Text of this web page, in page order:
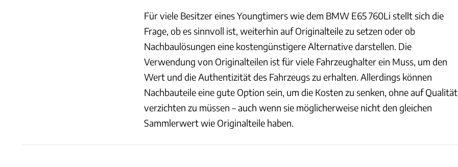
Für viele Besitzer eines Youngtimers wie dem BMW E65 760Li stellt sich die
Frage, ob es sinnvoll ist, weiterhin auf Originalteile zu setzen oder ob
Nachbaulösungen eine kostengünstigere Alternative darstellen. Die
Verwendung von Originalteilen ist für viele Fahrzeughalter ein Muss, um den
Wert und die Authentizität des Fahrzeugs zu erhalten. Allerdings können
Nachbauteile eine gute Option sein, um die Kosten zu senken, ohne auf Qualität
verzichten zu müssen – auch wenn sie möglicherweise nicht den gleichen
Sammlerwert wie Originalteile haben.